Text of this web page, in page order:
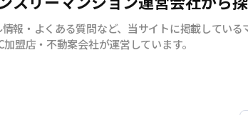
報・よくある質問など、当サイトに掲載してい
盟店・不動案会社が運営しています。